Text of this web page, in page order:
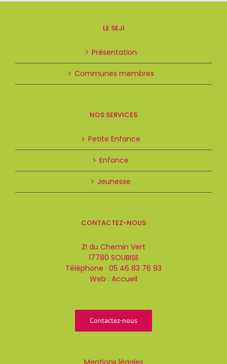
LE SEJI
Présentation
Communes membres
NOS SERVICES
Petite Enfance
Enfance
Jeunesse
CONTACTEZ-NOUS
ZI du Chemin Vert
17780 SOUBISE
Téléphone : 05 46 83 76 93
Web : Accueil
Contactez-nous
Mentions légales